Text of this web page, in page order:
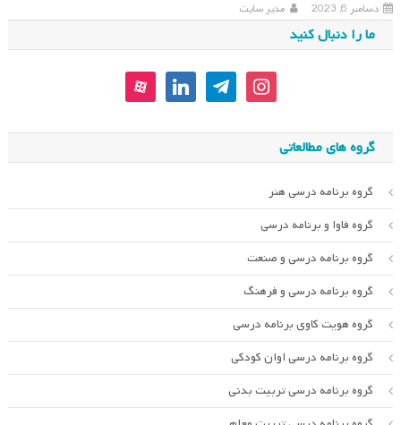
دسامبر 6, 2023 مدیر سایت
ما را دنبال کنید
instagram
telegram
linkedin
aparat
گروه های مطالعاتی
گروه برنامه درسی هنر
گروه فاوا و برنامه درسی
گروه برنامه درسی و صنعت
گروه برنامه درسی و فرهنگ
گروه هویت کاوی برنامه درسی
گروه برنامه درسی اوان کودکی
گروه برنامه درسی تربیت بدنی